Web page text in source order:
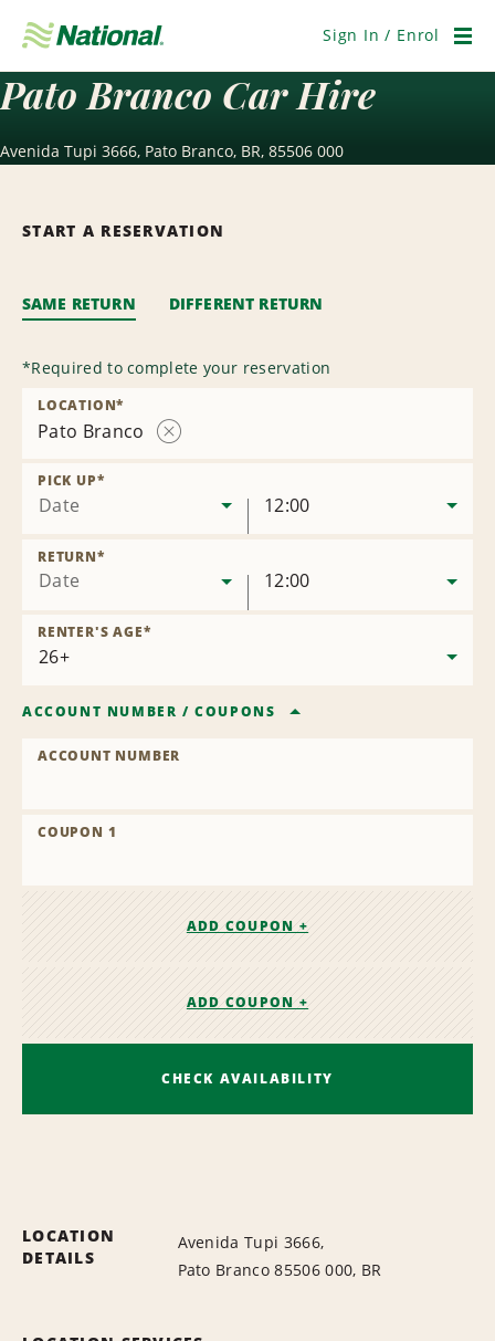
Navigation
Sign In / Enrol
Pato Branco Car Hire
Avenida Tupi 3666, Pato Branco, BR, 85506 000
START A RESERVATION
SAME RETURN DIFFERENT RETURN
*Required to complete your reservation
Pato Branco
LOCATION*
Date
PICK UP*
12:00
Date
RETURN*
12:00
RENTER'S AGE*
ACCOUNT NUMBER /COUPONS
ACCOUNT NUMBER
COUPON 1
ADD COUPON +
ADD COUPON +
CHECK AVAILABILITY
LOCATION
DETAILS
Avenida Tupi 3666,
Pato Branco 85506 000, BR